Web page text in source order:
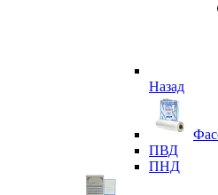
Назад
ПВД
ПНД